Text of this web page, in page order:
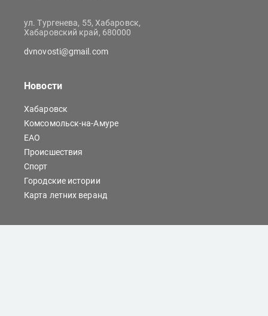
ул. Тургенева, 55, Хабаровск,
Хабаровский край, 680000
dvnovosti@gmail.com
Новости
Хабаровск
Комсомольск-на-Амуре
ЕАО
Происшествия
Спорт
Городские истории
Карта летних веранд